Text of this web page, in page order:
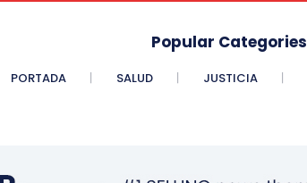
Popular Categories
PORTADA SALUD JUSTICIA